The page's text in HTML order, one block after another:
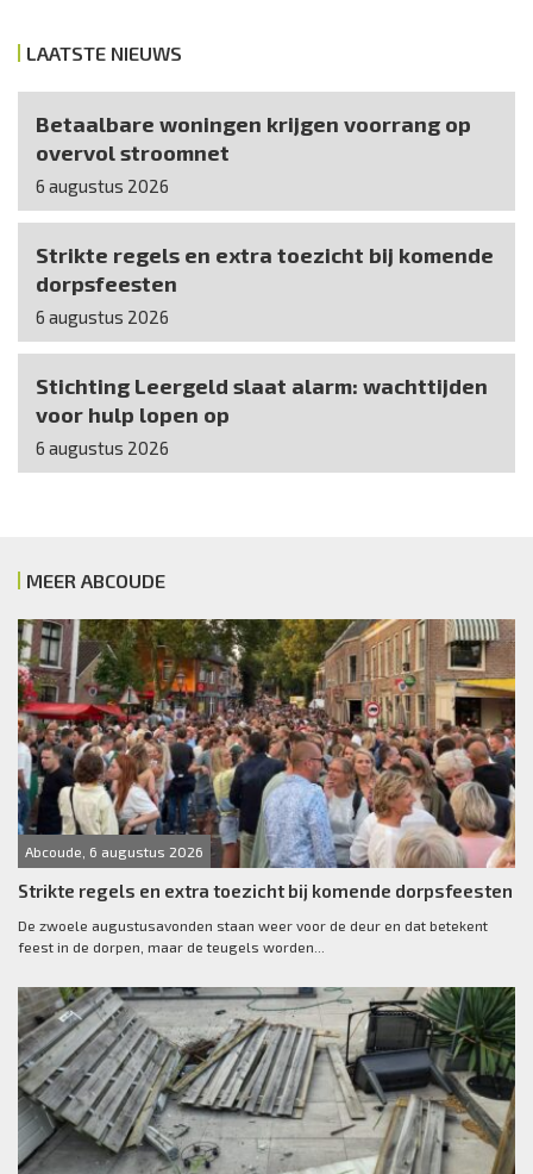
LAATSTE NIEUWS
Betaalbare woningen krijgen voorrang op
overvol stroomnet
6 augustus 2026
Strikte regels en extra toezicht bij komende
dorpsfeesten
6 augustus 2026
Stichting Leergeld slaat alarm: wachttijden
voor hulp lopen op
6 augustus 2026
MEER ABCOUDE
Abcoude, 6 augustus 2026
Strikte regels en extra toezicht bij komende dorpsfeesten
De zwoele augustusavonden staan weer voor de deur en dat betekent
feest in de dorpen, maar de teugels worden...